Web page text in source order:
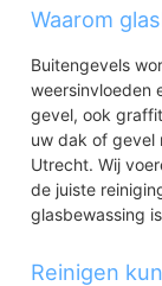
Waarom
Buitengevels
weersinvloeden
gevel, ook
uw dak of gevel
Utrecht. Wij
de juiste
glasbewassing
Reinigen